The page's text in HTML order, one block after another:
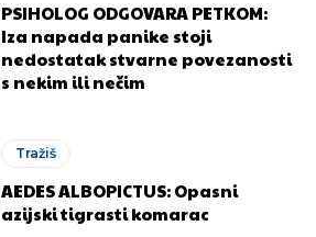
PSIHOLOG ODGOVARA PETKOM:
Iza napada panike stoji
nedostatak stvarne povezanosti
s nekim ili nečim
Tražiš
AEDES ALBOPICTUS: Opasni
azijski tigrasti komarac